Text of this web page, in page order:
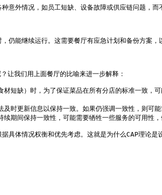
意外情况，如员工短缺、设备故障或供应链问题，而
仍能继续运行。这需要餐厅有应急计划和备份方案，
让我们用上面餐厅的比喻来进一步解释：
缺）时，为了保证菜品在所有分店的标准一致，
更新信息以保持一致。如果仍强调一致性，则可能
间保持一致性，可能需要牺牲一些服务的可用性，
具体情况权衡和优先考虑。这就是为什么CAP理论